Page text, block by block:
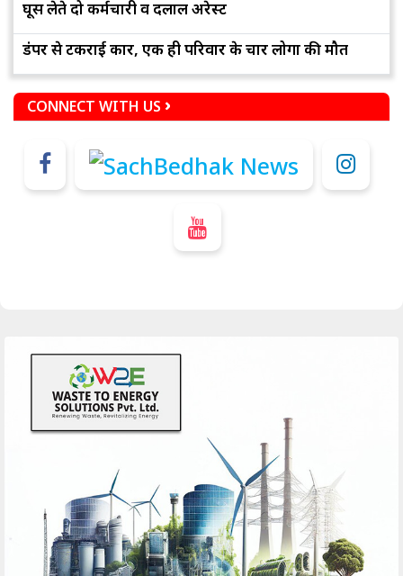
घूस लेते दो कर्मचारी व दलाल अरेस्ट
डंपर से टकराई कार, एक ही परिवार के चार लोगों की मौत
CONNECT WITH US